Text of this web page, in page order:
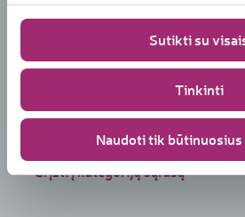
tinklalapio apačioje. Daugiau
naudojamus slapukus
politika/slapuku-taisykles
Sutikti su
Tinkinti
Naudoti tik
Įsigyk „Rinkis sveikiau“
Grįžti į kategorijų sąrašą